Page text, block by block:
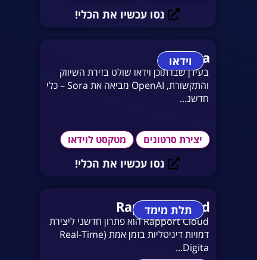
נסו עכשיו את הכלי!
וידאוSora
בעידן שבו תוכן וידאו שולט בזירת השיווק
והתקשורת, OpenAI מביאה את Sora – כלי
חדשנ...
יצירת סרטונים מטקסט לוידאו
נסו עכשיו את הכלי!
תלת מימד
Rapport Cloud
Rapport Cloud הוא פתרון חדשני ליצירת
דמויות דיגיטליות בזמן אמת (Real-Time
Digita...